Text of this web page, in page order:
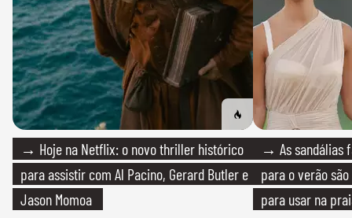
→ Hoje na Netflix: o novo thriller histórico
para assistir com Al Pacino, Gerard Butler e
Jason Momoa
→ As sandálias
para o verão
para usar na